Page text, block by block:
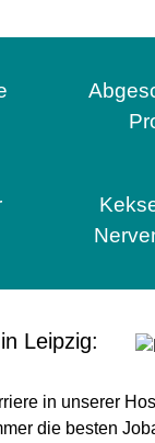
Leipzig:
in unserer
die besten